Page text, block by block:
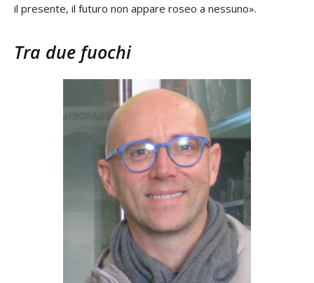
il presente, il futuro non appare roseo a nessuno».
Tra due fuochi